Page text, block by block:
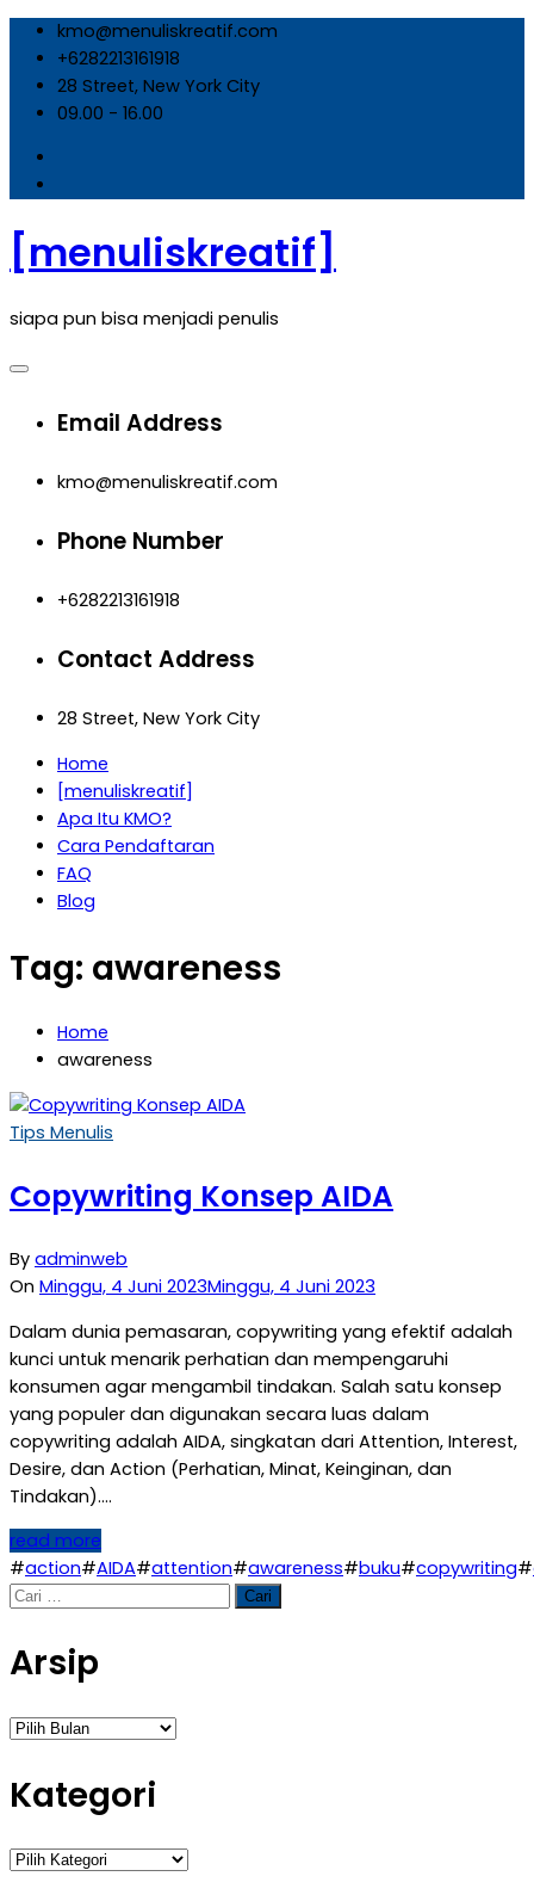
Skip
content
kmo@menuliskreatif.com
+6282213161918
28 Street, New York City
09.00 - 16.00
[menuliskreatif]
siapa pun bisa menjadi penulis
Email Address
kmo@menuliskreatif.com
Phone Number
+6282213161918
Contact Address
28 Street, New York City
Home
[menuliskreatif]
Apa Itu KMO?
Cara Pendaftaran
FAQ
Blog
Tag: awareness
Home
awareness
Tips Menulis
Copywriting Konsep AIDA
By adminweb
On Minggu, 4 Juni 2023Minggu, 4 Juni 2023
Dalam dunia pemasaran, copywriting yang efektif adalah
kunci untuk menarik perhatian dan mempengaruhi
konsumen agar mengambil tindakan. Salah satu konsep
yang populer dan digunakan secara luas dalam
copywriting adalah AIDA, singkatan dari Attention, Interest,
Desire, dan Action (Perhatian, Minat, Keinginan, dan
Tindakan)….
read more
#action#AIDA#attention#awareness#buku#copywriting#
Cari
Arsip
Arsip
Kategori
Kategori